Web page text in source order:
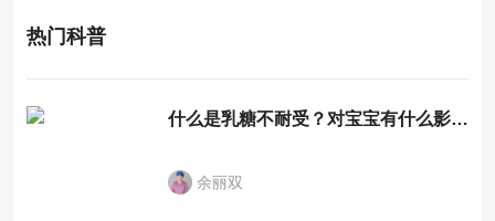
热门科普
什么是乳糖不耐受？对宝宝有什么影响？
余丽双